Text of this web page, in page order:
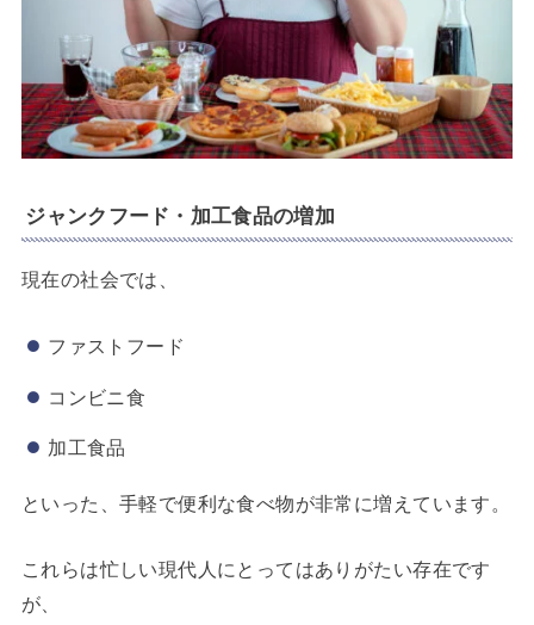
ジャンクフード・加工食品の増加
現在の社会では、
ファストフード
コンビニ食
加工食品
といった、手軽で便利な食べ物が非常に増えています。
これらは忙しい現代人にとってはありがたい存在です
が、